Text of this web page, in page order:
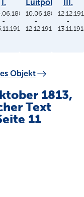
I.
-
Luitpold
10.06.1886
-
12.12.1912
III.
-
Objekt
1813,
Text
11